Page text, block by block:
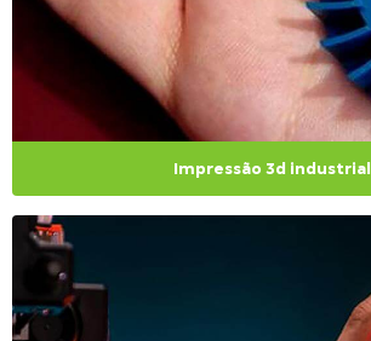
Impressão 3d industrial